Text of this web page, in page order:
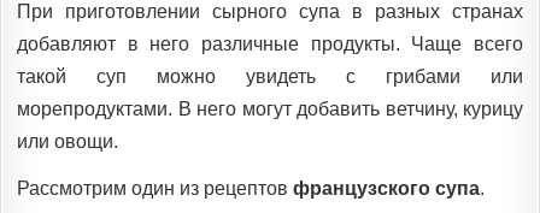
При приготовлении сырного супа в разных странах
добавляют в него различные продукты. Чаще всего
такой суп можно увидеть с грибами или
морепродуктами. В него могут добавить ветчину, курицу
или овощи.
Рассмотрим один из рецептов французского супа.